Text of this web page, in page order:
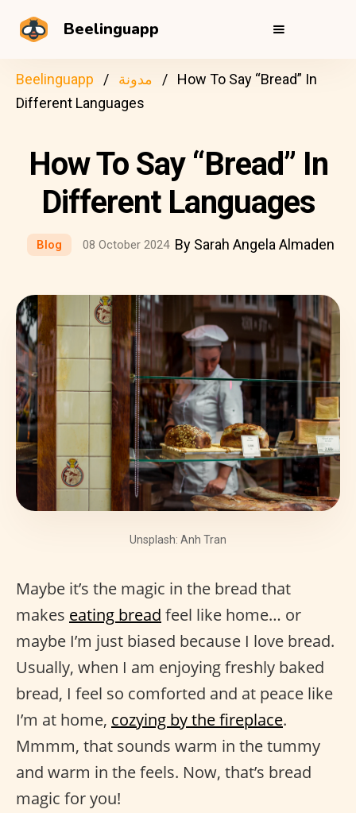
Beelinguapp
Beelinguapp مدونة
How To Say “Bread” In
Different Languages
How To Say “Bread” In
Different Languages
Blog 08 October 2024 By Sarah Angela Almaden
Unsplash: Anh Tran
Maybe it’s the magic in the bread that
makes eating bread feel like home… or
maybe I’m just biased because I love bread.
Usually, when I am enjoying freshly baked
bread, I feel so comforted and at peace like
I’m at home, cozying by the fireplace.
Mmmm, that sounds warm in the tummy
and warm in the feels. Now, that’s bread
magic for you!